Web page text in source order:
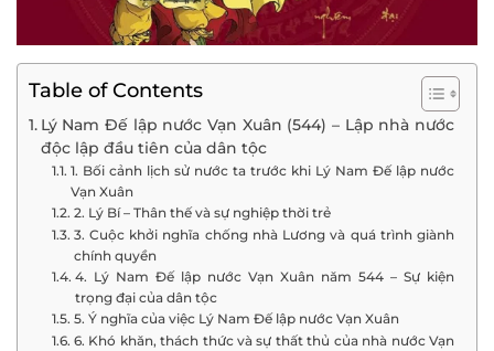
Table of Contents
Lý Nam Đế lập nước Vạn Xuân (544) – Lập nhà nước
độc lập đầu tiên của dân tộc
1. Bối cảnh lịch sử nước ta trước khi Lý Nam Đế lập nước
Vạn Xuân
2. Lý Bí – Thân thế và sự nghiệp thời trẻ
3. Cuộc khởi nghĩa chống nhà Lương và quá trình giành
chính quyền
4. Lý Nam Đế lập nước Vạn Xuân năm 544 – Sự kiện
trọng đại của dân tộc
5. Ý nghĩa của việc Lý Nam Đế lập nước Vạn Xuân
6. Khó khăn, thách thức và sự thất thủ của nhà nước Vạn